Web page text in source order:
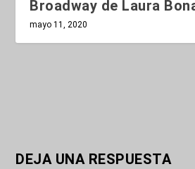
Broadway de Laura
mayo 11, 2020
DEJA UNA RESPUESTA